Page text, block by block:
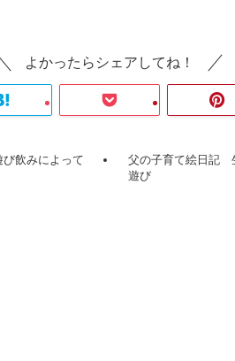
よかったらシェアしてね！
飲みによって
父の子育て絵日記
遊び